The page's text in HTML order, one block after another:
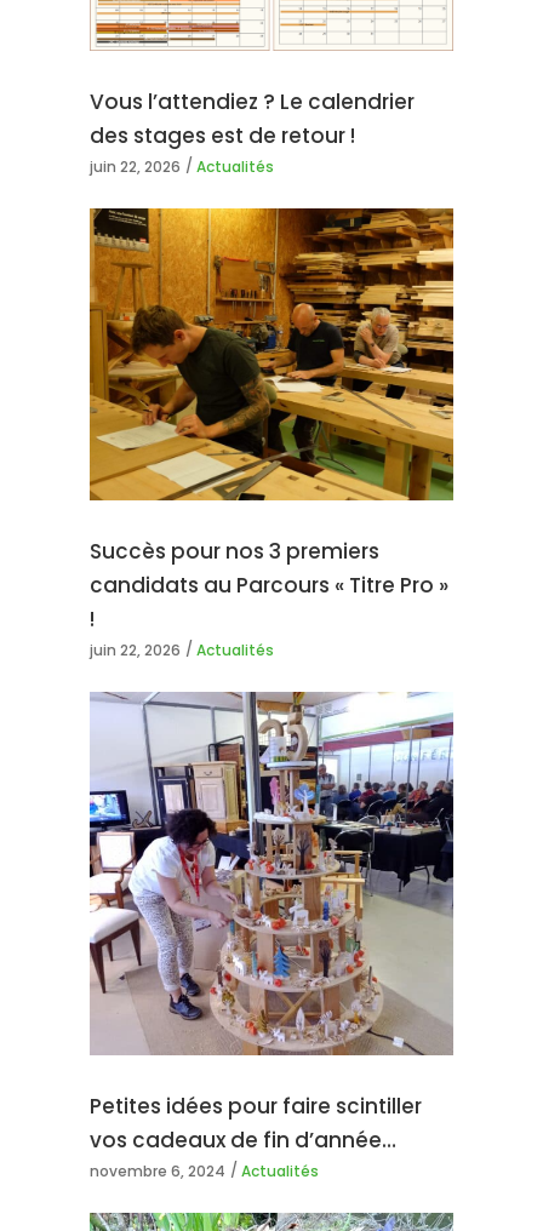
Vous l’attendiez ? Le calendrier
des stages est de retour !
juin 22, 2026 Actualités
Succès pour nos 3 premiers
candidats au Parcours « Titre Pro »
!
juin 22, 2026 Actualités
Petites idées pour faire scintiller
vos cadeaux de fin d’année…
novembre 6, 2024 Actualités